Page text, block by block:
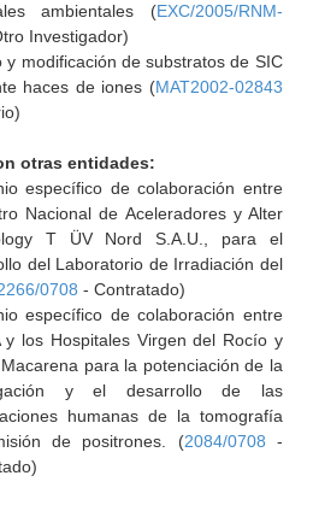
ambientales (EXC/2005/RNM-
Investigador)
y modificación de substratos de SIC
haces de iones (MAT2002-02843
otras entidades:
específico de colaboración entre
Nacional de Aceleradores y Alter
T ÜV Nord S.A.U., para el
del Laboratorio de Irradiación del
0708 - Contratado)
específico de colaboración entre
y los Hospitales Virgen del Rocío y
para la potenciación de la
y el desarrollo de las
humanas de la tomografía
de positrones. (2084/0708 -